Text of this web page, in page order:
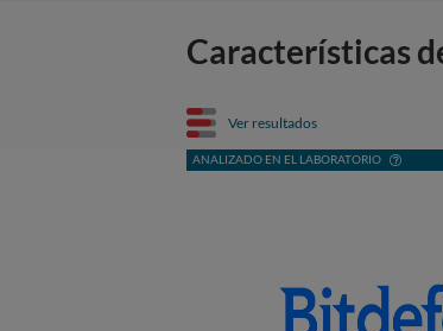
Características
Ver resultados
ANALIZADO EN EL LABORATORIO